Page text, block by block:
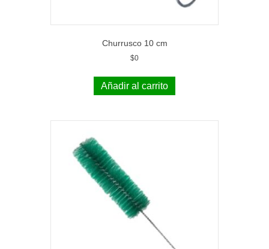
Churrusco 10 cm
$0
Añadir al carrito